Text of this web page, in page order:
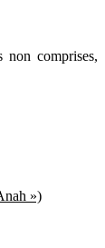
non comprises,
»)